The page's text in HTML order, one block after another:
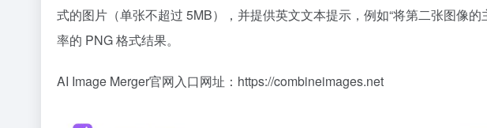
式的图片（单张不超过 5MB），并提供英文文本提示，例如“将第二张图像
率的 PNG 格式结果。
AI Image Merger官网入口网址：https://combineimages.net